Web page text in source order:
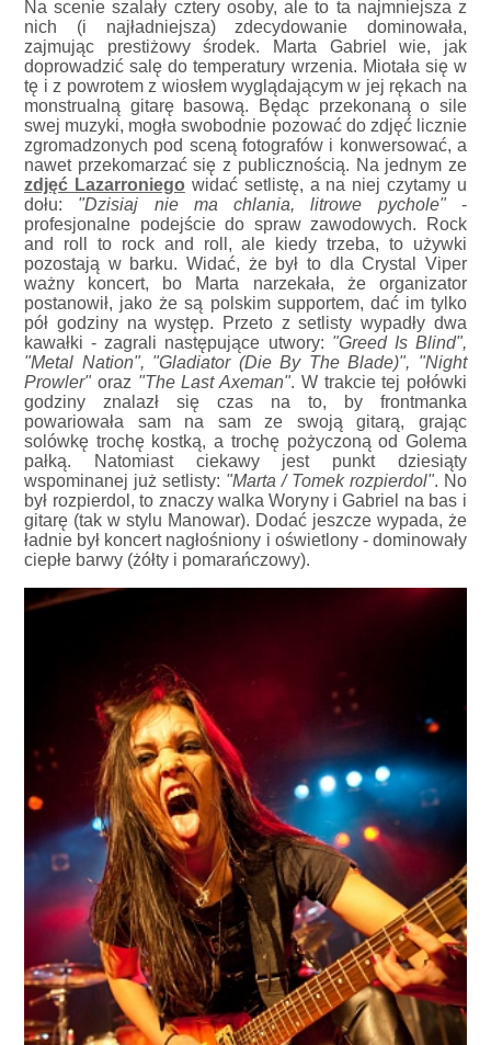
Na scenie szalały cztery osoby, ale to ta najmniejsza z
nich (i najładniejsza) zdecydowanie dominowała,
zajmując prestiżowy środek. Marta Gabriel wie, jak
doprowadzić salę do temperatury wrzenia. Miotała się w
tę i z powrotem z wiosłem wyglądającym w jej rękach na
monstrualną gitarę basową. Będąc przekonaną o sile
swej muzyki, mogła swobodnie pozować do zdjęć licznie
zgromadzonych pod sceną fotografów i konwersować, a
nawet przekomarzać się z publicznością. Na jednym ze
zdjęć Lazarroniego widać setlistę, a na niej czytamy u
dołu: "Dzisiaj nie ma chlania, litrowe pychole"-
profesjonalne podejście do spraw zawodowych. Rock
and roll to rock and roll, ale kiedy trzeba, to używki
pozostają w barku. Widać, że był to dla Crystal Viper
ważny koncert, bo Marta narzekała, że organizator
postanowił, jako że są polskim supportem, dać im tylko
pół godziny na występ. Przeto z setlisty wypadły dwa
kawałki - zagrali następujące utwory: "Greed Is Blind",
"Metal Nation", "Gladiator (Die By The Blade)", "Night
Prowler"oraz "The Last Axeman". W trakcie tej połówki
godziny znalazł się czas na to, by frontmanka
powariowała sam na sam ze swoją gitarą, grając
solówkę trochę kostką, a trochę pożyczoną od Golema
pałką. Natomiast ciekawy jest punkt dziesiąty
wspominanej już setlisty: "Marta / Tomek rozpierdol". No
był rozpierdol, to znaczy walka Woryny i Gabriel na bas i
gitarę (tak w stylu Manowar). Dodać jeszcze wypada, że
ładnie był koncert nagłośniony i oświetlony - dominowały
ciepłe barwy (żółty i pomarańczowy).